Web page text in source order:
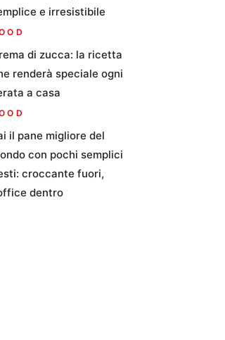
e irresistibile
di zucca: la ricetta
renderà speciale ogni
a casa
il pane migliore del
con pochi semplici
croccante fuori,
dentro